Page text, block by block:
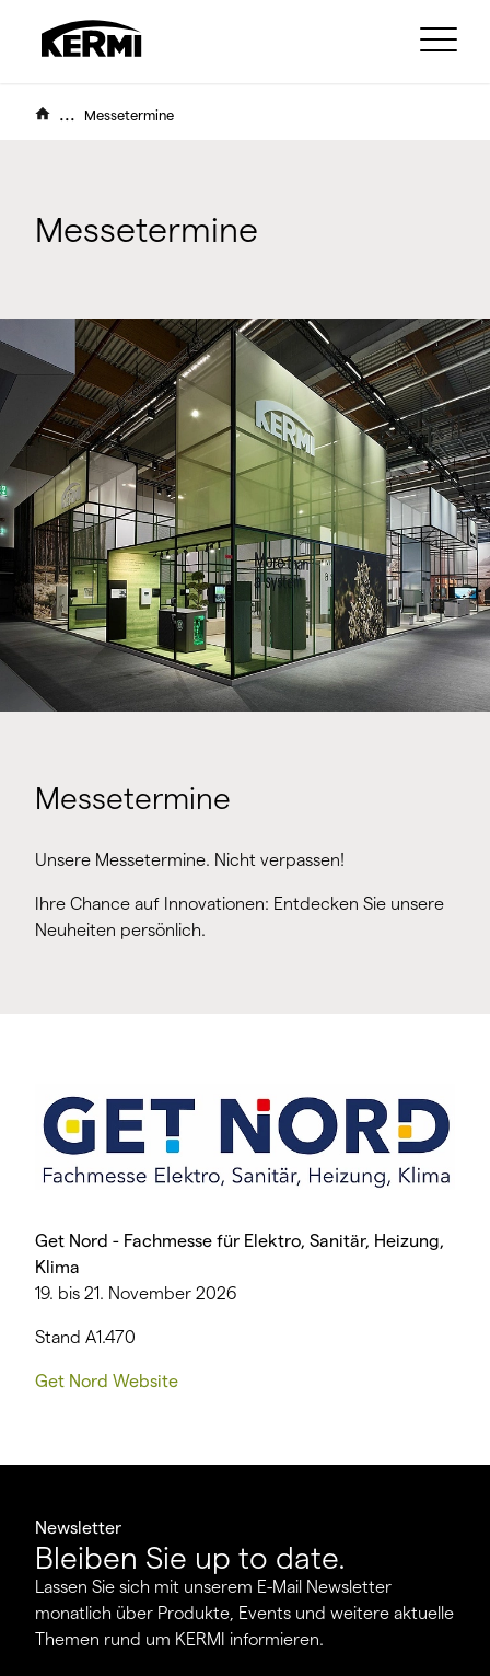
... Messetermine
Messetermine
Messetermine
Unsere Messetermine. Nicht verpassen!
Ihre Chance auf Innovationen: Entdecken Sie unsere
Neuheiten persönlich.
Get Nord - Fachmesse für Elektro, Sanitär, Heizung,
Klima
19. bis 21. November 2026
Stand A1.470
Get Nord Website
Newsletter
Bleiben Sie up to date.
Lassen Sie sich mit unserem E-Mail Newsletter
monatlich über Produkte, Events und weitere aktuelle
Themen rund um KERMI informieren.